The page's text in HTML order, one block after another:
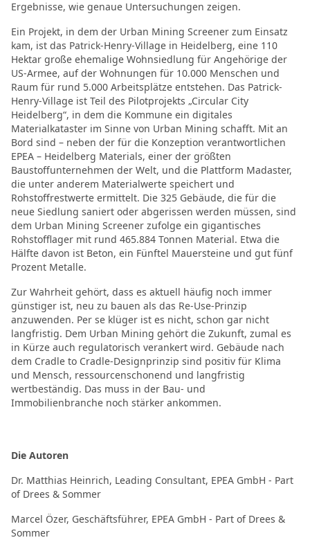
Ergebnisse, wie genaue Untersuchungen zeigen.
Ein Projekt, in dem der Urban Mining Screener zum Einsatz
kam, ist das Patrick-Henry-Village in Heidelberg, eine 110
Hektar große ehemalige Wohnsiedlung für Angehörige der
US-Armee, auf der Wohnungen für 10.000 Menschen und
Raum für rund 5.000 Arbeitsplätze entstehen. Das Patrick-
Henry-Village ist Teil des Pilotprojekts „Circular City
Heidelberg“, in dem die Kommune ein digitales
Materialkataster im Sinne von Urban Mining schafft. Mit an
Bord sind – neben der für die Konzeption verantwortlichen
EPEA – Heidelberg Materials, einer der größten
Baustoffunternehmen der Welt, und die Plattform Madaster,
die unter anderem Materialwerte speichert und
Rohstoffrestwerte ermittelt. Die 325 Gebäude, die für die
neue Siedlung saniert oder abgerissen werden müssen, sind
dem Urban Mining Screener zufolge ein gigantisches
Rohstofflager mit rund 465.884 Tonnen Material. Etwa die
Hälfte davon ist Beton, ein Fünftel Mauersteine und gut fünf
Prozent Metalle.
Zur Wahrheit gehört, dass es aktuell häufig noch immer
günstiger ist, neu zu bauen als das Re-Use-Prinzip
anzuwenden. Per se klüger ist es nicht, schon gar nicht
langfristig. Dem Urban Mining gehört die Zukunft, zumal es
in Kürze auch regulatorisch verankert wird. Gebäude nach
dem Cradle to Cradle-Designprinzip sind positiv für Klima
und Mensch, ressourcenschonend und langfristig
wertbeständig. Das muss in der Bau- und
Immobilienbranche noch stärker ankommen.
Die Autoren
Dr. Matthias Heinrich, Leading Consultant, EPEA GmbH - Part
of Drees & Sommer
Marcel Özer, Geschäftsführer, EPEA GmbH - Part of Drees &
Sommer